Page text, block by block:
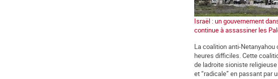
Israël : un gouvernement
continue à assassiner les
La coalition anti-Netanyahou
heures difficiles. Cette
de ladroite sioniste
et “radicale” en passant par